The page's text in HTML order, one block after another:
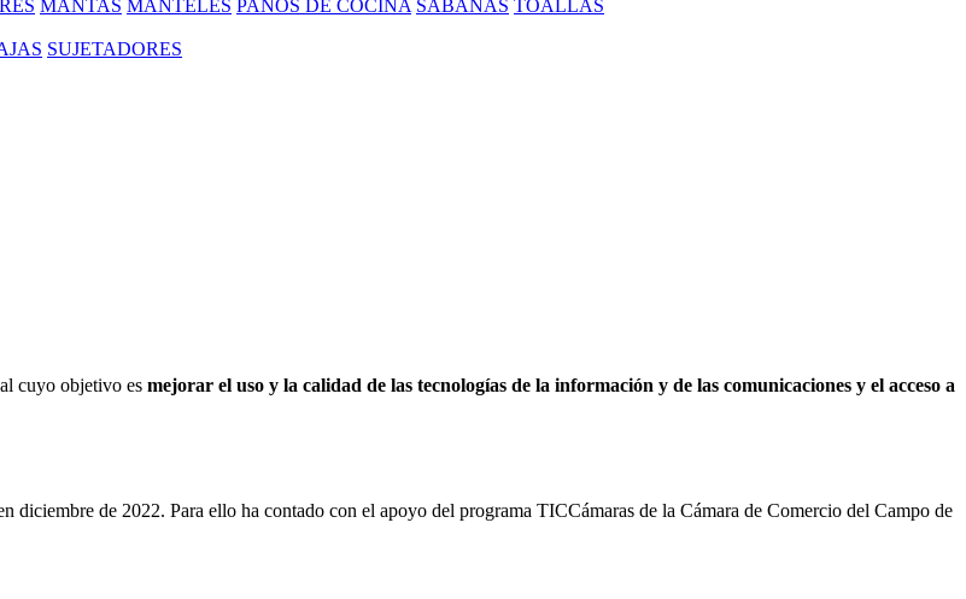
MANTAS MANTELES PAÑOS DE COCINA SABANAS TOALLAS
SUJETADORES
cuyo objetivo es mejorar el uso y la calidad de las tecnologías de la información y de las comunicaciones y el acceso a
diciembre de 2022. Para ello ha contado con el apoyo del programa TICCámaras de la Cámara de Comercio del Campo de